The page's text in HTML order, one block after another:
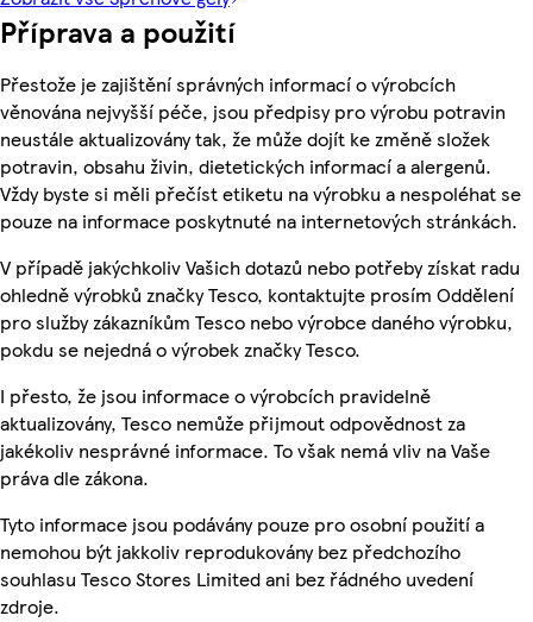
Příprava a použití
Přestože je zajištění správných informací o výrobcích
věnována nejvyšší péče, jsou předpisy pro výrobu potravin
neustále aktualizovány tak, že může dojít ke změně složek
potravin, obsahu živin, dietetických informací a alergenů.
Vždy byste si měli přečíst etiketu na výrobku a nespoléhat se
pouze na informace poskytnuté na internetových stránkách.
V případě jakýchkoliv Vašich dotazů nebo potřeby získat radu
ohledně výrobků značky Tesco, kontaktujte prosím Oddělení
pro služby zákazníkům Tesco nebo výrobce daného výrobku,
pokdu se nejedná o výrobek značky Tesco.
I přesto, že jsou informace o výrobcích pravidelně
aktualizovány, Tesco nemůže přijmout odpovědnost za
jakékoliv nesprávné informace. To však nemá vliv na Vaše
práva dle zákona.
Tyto informace jsou podávány pouze pro osobní použití a
nemohou být jakkoliv reprodukovány bez předchozího
souhlasu Tesco Stores Limited ani bez řádného uvedení
zdroje.